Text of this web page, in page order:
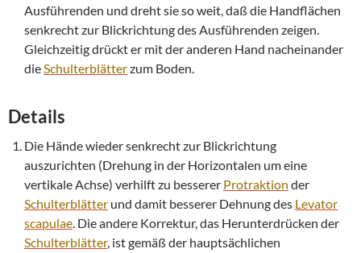
Ausführenden und dreht sie so weit, daß die Handflächen
senkrecht zur Blickrichtung des Ausführenden zeigen.
Gleichzeitig drückt er mit der anderen Hand nacheinander
dieSchulterblätterzum Boden.
Details
Die Hände wieder senkrecht zur Blickrichtung
auszurichten (Drehung in der Horizontalen um eine
vertikale Achse) verhilft zu besserer Protraktion der
Schulterblätter und damit besserer Dehnung des Levator
scapulae. Die andere Korrektur, das Herunterdrücken der
Schulterblätter, ist gemäß der hauptsächlichen